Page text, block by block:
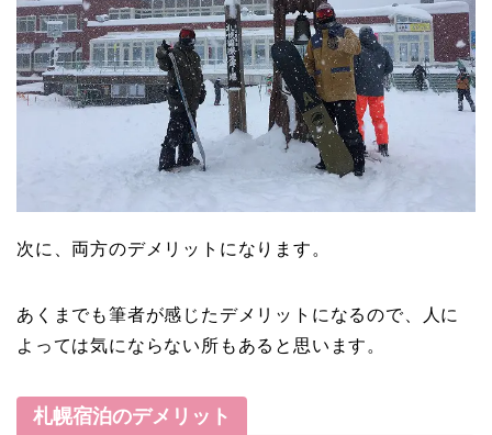
次に、両方のデメリットになります。
あくまでも筆者が感じたデメリットになるので、人に
よっては気にならない所もあると思います。
札幌宿泊のデメリット